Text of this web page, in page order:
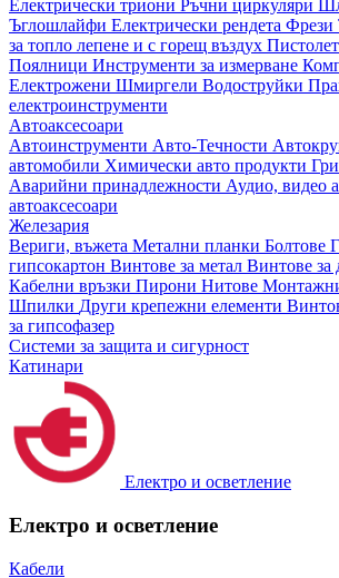
Електрически триони Ръчни циркуляри
Ъглошлайфи Електрически рендета Фрези
за топло лепене и с горещ въздух
Поялници Инструменти за измерване
Електрожени Шмиргели Водоструйки
електроинструменти
Автоаксесоари
Автоинструменти Авто-Течности
автомобили Химически авто продукти
Аварийни принадлежности Аудио, видео
автоаксесоари
Железария
Вериги, въжета Метални планки Болтове
гипсокартон Винтове за метал Винтове за
Кабелни връзки Пирони Нитове
Шпилки Други крепежни елементи
за гипсофазер
Системи за защита и сигурност
Катинари
Електро и осветление
Електро и осветление
Кабели